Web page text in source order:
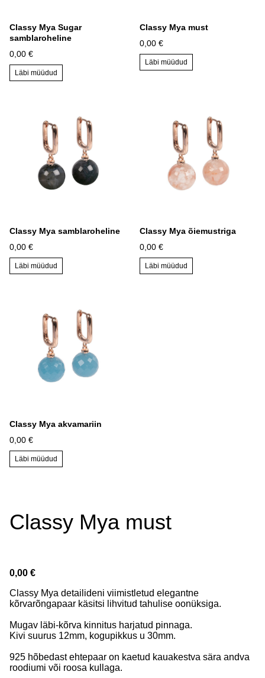
Classy Mya Sugar
samblaroheline
0,00 €
Läbi müüdud
Classy Mya must
0,00 €
Läbi müüdud
Classy Mya samblaroheline
0,00 €
Läbi müüdud
Classy Mya õiemustriga
0,00 €
Läbi müüdud
Classy Mya akvamariin
0,00 €
Läbi müüdud
Classy Mya must
0,00 €
Classy Mya detailideni viimistletud elegantne
kõrvarõngapaar käsitsi lihvitud tahulise oonüksiga.
Mugav läbi-kõrva kinnitus harjatud pinnaga.
Kivi suurus 12mm, kogupikkus u 30mm.
925 hõbedast ehtepaar on kaetud kauakestva sära andva
roodiumi või roosa kullaga.